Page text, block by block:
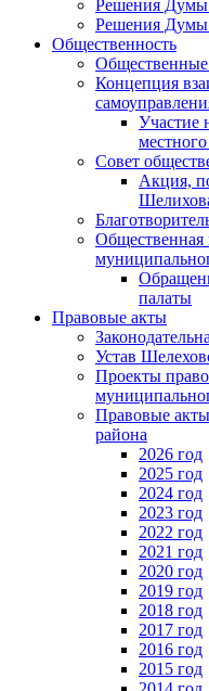
Решения Думы
Решения Думы
Общественность
Концепция
Участие
Совет
Акция,
Общественная
палаты
Правовые акты
Устав
Проекты
Правовые
района
2026 год
2025 год
2024 год
2023 год
2022 год
2021 год
2020 год
2019 год
2018 год
2017 год
2016 год
2015 год